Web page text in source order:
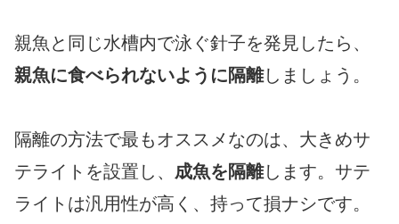
親魚と同じ水槽内で泳ぐ針子を発見したら、
親魚に食べられないように隔離しましょう。
隔離の方法で最もオススメなのは、大きめサ
テライトを設置し、 成魚を隔離します。サテ
ライトは汎用性が高く、持って損ナシです。